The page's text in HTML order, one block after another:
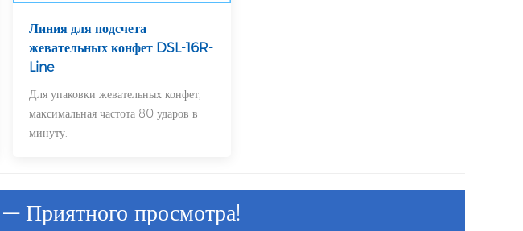
Линия для подсчета
жевательных конфет DSL-16R-
Line
Для упаковки жевательных конфет,
максимальная частота 80 ударов в
минуту.
— Приятного просмотра!